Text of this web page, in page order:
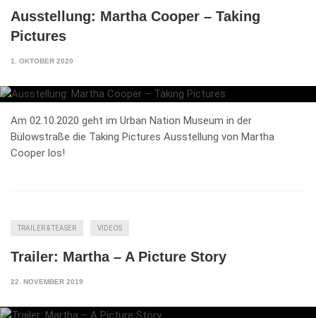
Ausstellung: Martha Cooper – Taking
Pictures
1. OKTOBER 2020
Am 02.10.2020 geht im Urban Nation Museum in der
Bülowstraße die Taking Pictures Ausstellung von Martha
Cooper los!
TRAILER & TEASER VIDEOS
Trailer: Martha – A Picture Story
22. NOVEMBER 2019